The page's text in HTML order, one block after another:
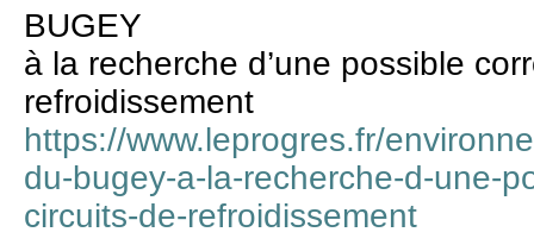
BUGEY
à la recherche d’une possible
refroidissement
https://www.leprogres.fr/
du-bugey-a-la-recherche-d-une-
circuits-de-refroidissement